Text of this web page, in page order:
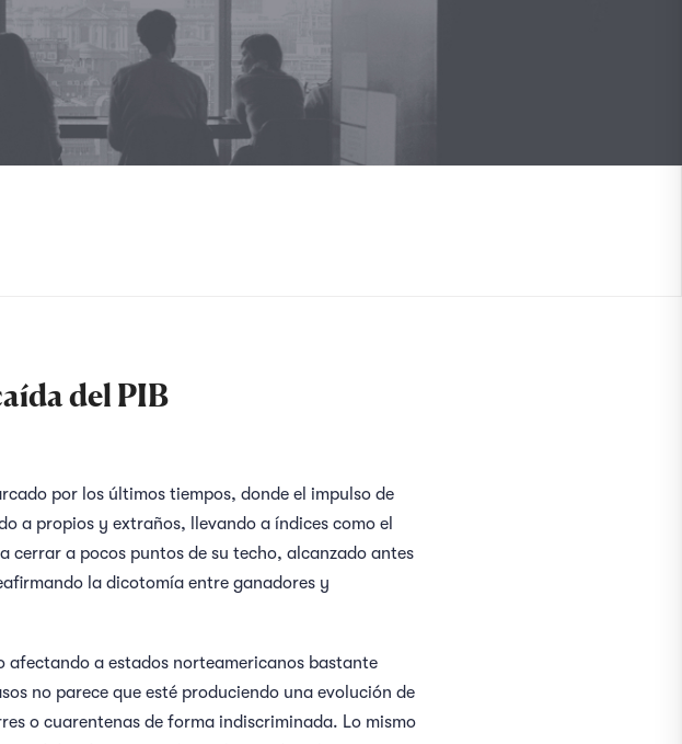
del PIB
por los últimos tiempos, donde el impulso de
a propios y extraños, llevando a índices como el
cerrar a pocos puntos de su techo, alcanzado antes
la dicotomía entre ganadores y
afectando a estados norteamericanos bastante
no parece que esté produciendo una evolución de
o cuarentenas de forma indiscriminada. Lo mismo